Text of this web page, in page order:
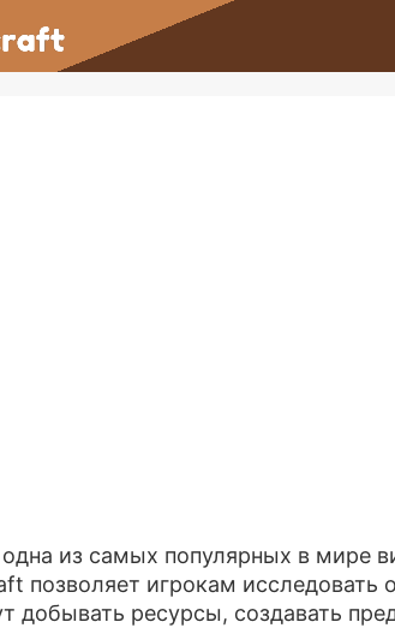
из самых популярных в мире
позволяет игрокам
добывать ресурсы, создавать